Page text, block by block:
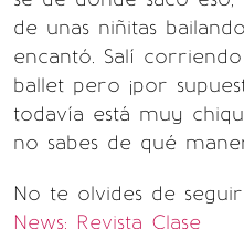
de unas niñitas
encantó. Salí
ballet pero ¡por
todavía está muy
no sabes de qué
No te olvides de
News: Revista Clase